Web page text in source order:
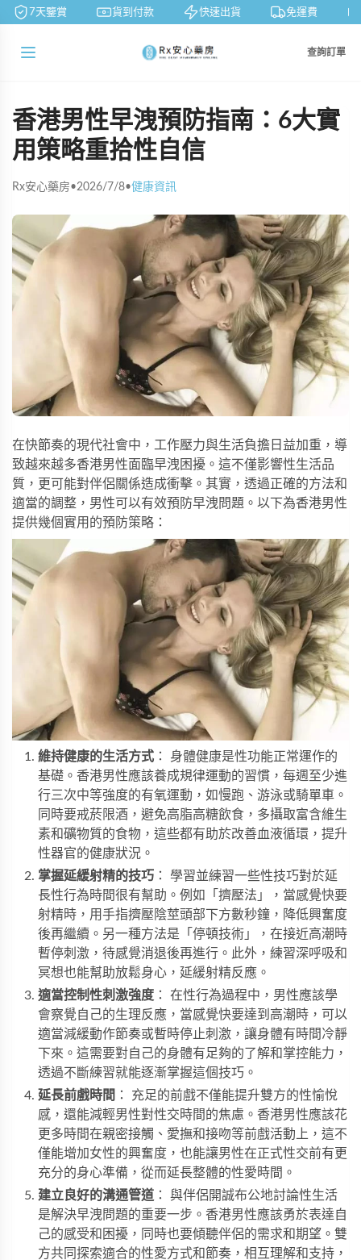
7天鑒賞 貨到付款 快速出貨 免運費
查詢訂單
香港男性早洩預防指南：6大實
用策略重拾性自信
Rx安心藥房•2026/7/8•健康資訊
在快節奏的現代社會中，工作壓力與生活負擔日益加重，導
致越來越多香港男性面臨早洩困擾。這不僅影響性生活品
質，更可能對伴侶關係造成衝擊。其實，透過正確的方法和
適當的調整，男性可以有效預防早洩問題。以下為香港男性
提供幾個實用的預防策略：
維持健康的生活方式 ： 身體健康是性功能正常運作的
基礎。香港男性應該養成規律運動的習慣，每週至少進
行三次中等強度的有氧運動，如慢跑、游泳或騎單車。
同時要戒菸限酒，避免高脂高糖飲食，多攝取富含維生
素和礦物質的食物，這些都有助於改善血液循環，提升
性器官的健康狀況。
掌握延緩射精的技巧 ： 學習並練習一些性技巧對於延
長性行為時間很有幫助。例如「擠壓法」，當感覺快要
射精時，用手指擠壓陰莖頭部下方數秒鐘，降低興奮度
後再繼續。另一種方法是「停頓技術」，在接近高潮時
暫停刺激，待感覺消退後再進行。此外，練習深呼吸和
冥想也能幫助放鬆身心，延緩射精反應。
適當控制性刺激強度 ： 在性行為過程中，男性應該學
會察覺自己的生理反應，當感覺快要達到高潮時，可以
適當減緩動作節奏或暫時停止刺激，讓身體有時間冷靜
下來。這需要對自己的身體有足夠的了解和掌控能力，
透過不斷練習就能逐漸掌握這個技巧。
延長前戲時間 ： 充足的前戲不僅能提升雙方的性愉悅
感，還能減輕男性對性交時間的焦慮。香港男性應該花
更多時間在親密接觸、愛撫和接吻等前戲活動上，這不
僅能增加女性的興奮度，也能讓男性在正式性交前有更
充分的身心準備，從而延長整體的性愛時間。
建立良好的溝通管道 ： 與伴侶開誠布公地討論性生活
是解決早洩問題的重要一步。香港男性應該勇於表達自
己的感受和困擾，同時也要傾聽伴侶的需求和期望。雙
方共同探索適合的性愛方式和節奏，相互理解和支持，